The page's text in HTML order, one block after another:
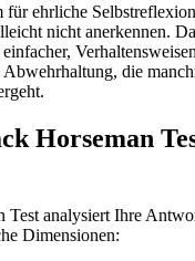
für ehrliche
nicht anerkennen.
Abwehrhaltung, die
Horseman
Test analysiert Ihre
Dimensionen: